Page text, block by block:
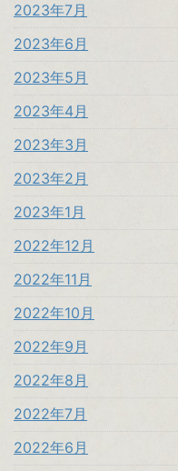
2023年7月
2023年6月
2023年5月
2023年4月
2023年3月
2023年2月
2023年1月
2022年12月
2022年11月
2022年10月
2022年9月
2022年8月
2022年7月
2022年6月